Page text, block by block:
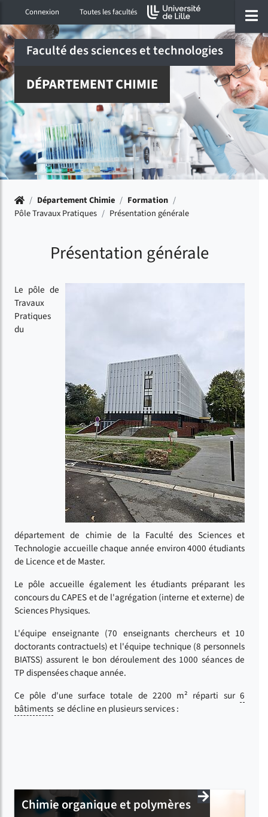
Accéder au menu principal
Accéder à la recherche
Accéder au pied de page
Connexion Toutes les facultés
menu
Faculté des sciences et technologies
DÉPARTEMENT CHIMIE
Accueil
/ Département Chimie / Formation /
Pôle Travaux Pratiques / Présentation générale
Présentation générale
Le pôle de
Travaux
Pratiques
du
département de chimie de la Faculté des Sciences et
Technologie accueille chaque année environ 4000 étudiants
de Licence et de Master.
Le pôle accueille également les étudiants préparant les
concours du CAPES et de l'agrégation (interne et externe) de
Sciences Physiques.
L'équipe enseignante (70 enseignants chercheurs et 10
doctorants contractuels) et l'équipe technique (8 personnels
BIATSS) assurent le bon déroulement des 1000 séances de
TP dispensées chaque année.
Ce pôle d'une surface totale de 2200 m² réparti sur 6
bâtiments se décline en plusieurs services :
Chimie organique et polymères